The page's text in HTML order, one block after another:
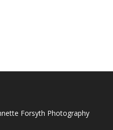
Forsyth Photography